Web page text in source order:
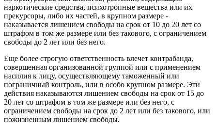
наркотические средства, психотропные вещества или их
прекурсоры, либо их частей, в крупном размере -
наказывается лишением свободы на срок от 10 до 20 лет со
штрафом в том же размере или без такового, с ограничением
свободы до 2 лет или без него.
Еще более строгую ответственность влечет контрабанда,
совершенная организованной группой или с применением
насилия к лицу, осуществляющему таможенный или
пограничный контроль, или в особо крупном размере. Эти
действия наказываются лишением свободы на срок от 15 до
20 лет со штрафом в том же размере или без него, с
ограничением свободы на срок до 2 лет или без такового, или
пожизненным лишением свободы.​